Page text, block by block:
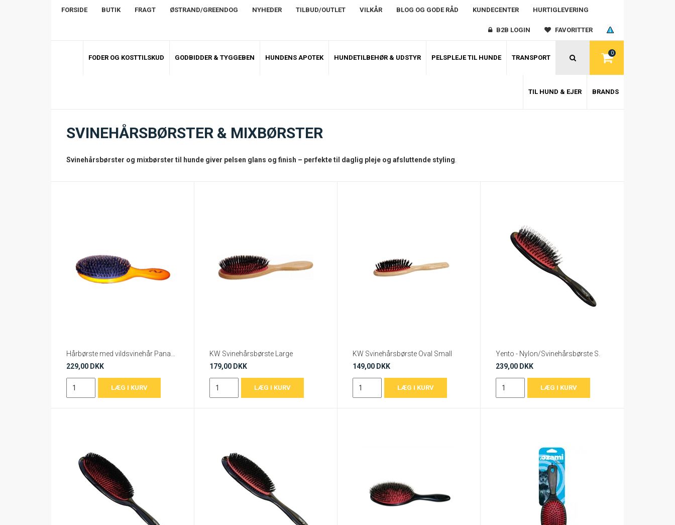
FORSIDE BUTIK FRAGT ØSTRAND/GREENDOG NYHEDER TILBUD/OUTLET VILKÅR BLOG OG GODE RÅD KUNDECENTER HURTIGLEVERING
B2B LOGIN FAVORITTER
0
FODER OG KOSTTILSKUD GODBIDDER & TYGGEBEN HUNDENS APOTEK HUNDETILBEHØR & UDSTYR PELSPLEJE TIL HUNDE TRANSPORT
TIL HUND & EJER BRANDS
SVINEHÅRSBØRSTER & MIXBØRSTER
Svinehårsbørster og mixbørster til hunde giver pelsen glans og finish – perfekte til daglig pleje og afsluttende styling
229,00 DKK
KW Svinehårsbørste Large
179,00 DKK
KW Svinehårsbørste Oval Small
149,00 DKK
Yento - Nylon/Svinehårsbørste S.
239,00 DKK